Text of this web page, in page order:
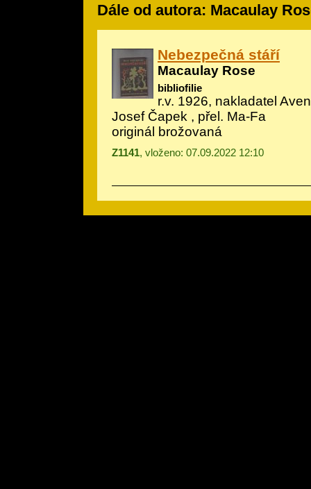
Dále od autora: Macaulay
Nebezpečná stáří
Macaulay Rose
bibliofilie
r.v. 1926, nakladatel
Josef Čapek , přel. Ma-Fa
originál brožovaná
Z1141, vloženo: 07.09.2022 12:10